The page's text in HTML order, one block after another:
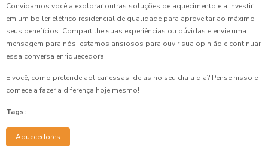
Convidamos você a explorar outras soluções de aquecimento e a investir
em um boiler elétrico residencial de qualidade para aproveitar ao máximo
seus benefícios. Compartilhe suas experiências ou dúvidas e envie uma
mensagem para nós, estamos ansiosos para ouvir sua opinião e continuar
essa conversa enriquecedora.
E você, como pretende aplicar essas ideias no seu dia a dia? Pense nisso e
comece a fazer a diferença hoje mesmo!
Tags:
Aquecedores